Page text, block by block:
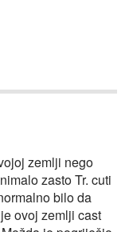
zemlji nego
zasto Tr. cuti
bilo da
ovoj zemlji cast